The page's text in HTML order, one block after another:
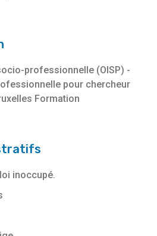
professionnelle (OISP) -
pour chercheur
Formation
inoccupé.